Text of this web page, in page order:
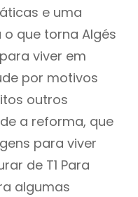
e uma
que torna Algés
viver em
por motivos
outros
a reforma, que
para viver
de T1 Para
algumas